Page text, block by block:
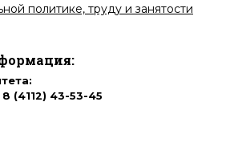
политике, труду и занятости
(4112) 43-53-45